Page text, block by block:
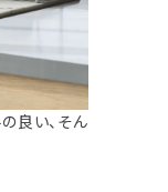
良い、そん